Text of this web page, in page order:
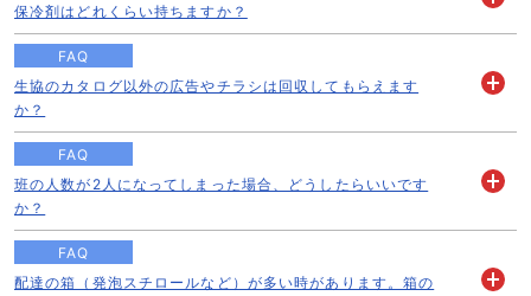
保冷剤はどれくらい持ちますか？
FAQ
生協のカタログ以外の広告やチラシは回収してもらえます
か？
く
FAQ
班の人数が2人になってしまった場合、どうしたらいいです
か？
く
FAQ
配達の箱（発泡スチロールなど）が多い時があります。箱の